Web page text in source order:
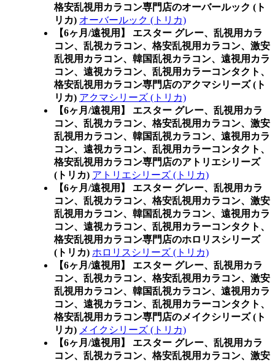
格安乱視用カラコン専門店のオーバールック (ト
リカ) オーバールック (トリカ)
【6ヶ月/遠視用】 エスター グレー、乱視用カラ
コン、乱視カラコン、格安乱視用カラコン、激安
乱視用カラコン、韓国乱視カラコン、遠視用カラ
コン、遠視カラコン、乱視用カラーコンタクト、
格安乱視用カラコン専門店のアクマシリーズ (ト
リカ) アクマシリーズ (トリカ)
【6ヶ月/遠視用】 エスター グレー、乱視用カラ
コン、乱視カラコン、格安乱視用カラコン、激安
乱視用カラコン、韓国乱視カラコン、遠視用カラ
コン、遠視カラコン、乱視用カラーコンタクト、
格安乱視用カラコン専門店のアトリエシリーズ
(トリカ) アトリエシリーズ (トリカ)
【6ヶ月/遠視用】 エスター グレー、乱視用カラ
コン、乱視カラコン、格安乱視用カラコン、激安
乱視用カラコン、韓国乱視カラコン、遠視用カラ
コン、遠視カラコン、乱視用カラーコンタクト、
格安乱視用カラコン専門店のホロリスシリーズ
(トリカ) ホロリスシリーズ (トリカ)
【6ヶ月/遠視用】 エスター グレー、乱視用カラ
コン、乱視カラコン、格安乱視用カラコン、激安
乱視用カラコン、韓国乱視カラコン、遠視用カラ
コン、遠視カラコン、乱視用カラーコンタクト、
格安乱視用カラコン専門店のメイクシリーズ (ト
リカ) メイクシリーズ (トリカ)
【6ヶ月/遠視用】 エスター グレー、乱視用カラ
コン、乱視カラコン、格安乱視用カラコン、激安